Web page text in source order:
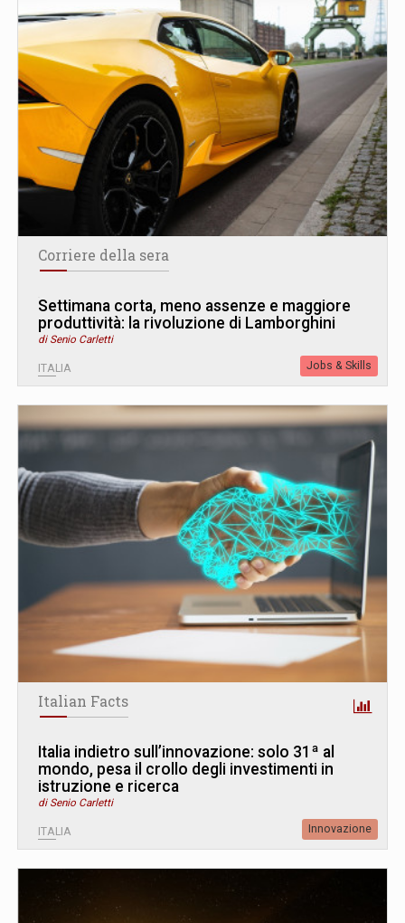
Corriere della sera
Settimana corta, meno assenze e maggiore
produttività: la rivoluzione di Lamborghini
di Senio Carletti
ITALIA Jobs & Skills
Italian Facts
Italia indietro sull’innovazione: solo 31ª al
mondo, pesa il crollo degli investimenti in
istruzione e ricerca
di Senio Carletti
ITALIA Innovazione